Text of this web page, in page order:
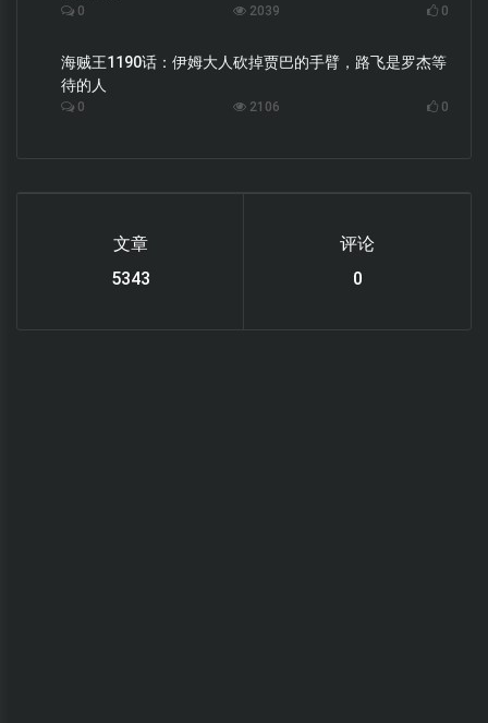
0 2039 0
海贼王1190话：伊姆大人砍掉贾巴的手臂，路飞是罗杰等
待的人
0 2106 0
文章
6119
评论
0